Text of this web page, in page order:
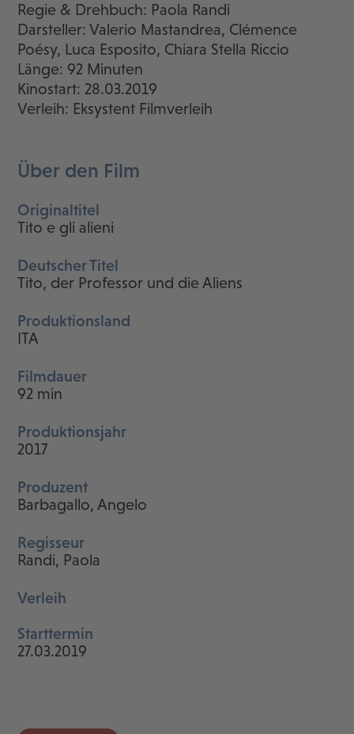
Regie & Drehbuch: Paola Randi
Darsteller: Valerio Mastandrea, Clémence
Poésy, Luca Esposito, Chiara Stella Riccio
Länge: 92 Minuten
Kinostart: 28.03.2019
Verleih: Eksystent Filmverleih
Über den Film
Originaltitel
Tito e gli alieni
Deutscher Titel
Tito, der Professor und die Aliens
Produktionsland
ITA
Filmdauer
92 min
Produktionsjahr
2017
Produzent
Barbagallo, Angelo
Regisseur
Randi, Paola
Verleih
Starttermin
27.03.2019